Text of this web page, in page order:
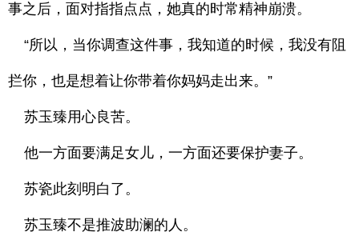
事之后，面对指指点点，她真的时常精神崩溃。
“所以，当你调查这件事，我知道的时候，我没有阻
拦你，也是想着让你带着你妈妈走出来。”
苏玉臻用心良苦。
他一方面要满足女儿，一方面还要保护妻子。
苏瓷此刻明白了。
苏玉臻不是推波助澜的人。